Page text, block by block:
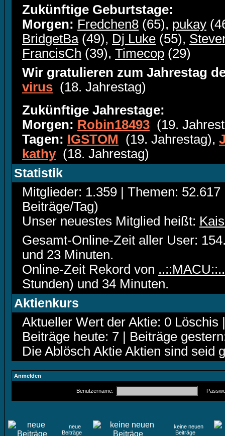
Zukünftige Geburtstage:
Morgen: Fredchen8 (65), pukay
BridgetBa(49), Dj Luke (55),
FrancisCh (39), Timecop (29)
Wir gratulieren zum Jahrestag
virus (18. Jahrestag)
Zukünftige Jahrestage:
Morgen: Robin18493 (19.
Tagen: IGSTOM (19. Jahrestag),
kathy(18. Jahrestag)
Statistik
Mitglieder: 1.359 | Themen:
Beiträge/Tag)
Unser neuestes Mitglied heißt:
Gesamt-Online-Zeit aller User:
und 23 Minuten.
Online-Zeit Rekord von ..::MACU::..
Stunden) und 34 Minuten.
Aktienkurs
Aktueller Wert der Aktie: 0 Löschis
Beiträge heute: 7 | Beiträge
Die Ablösch Aktie Aktien sind seid
Anmelden
Benutzername:
neue
Beiträge
keine neuen
Beiträge